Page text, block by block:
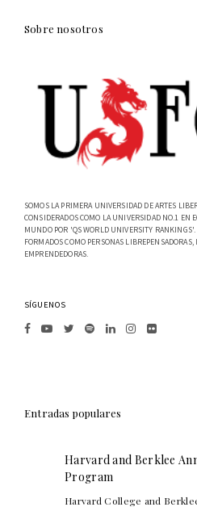
Sobre nosotros
SOMOS LA PRIMERA UNIVERSIDAD DE ARTES
CONSIDERADOS COMO LA UNIVERSIDAD NO.1 EN
MUNDO POR 'QS WORLD UNIVERSITY
FORMADOS COMO PERSONAS LIBREPENSADORAS,
EMPRENDEDORAS.
SÍGUENOS
Entradas populares
Harvard and Berklee
Program
Harvard College and